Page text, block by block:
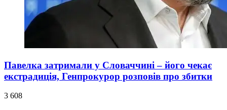
Павелка затримали у Словаччині – його чекає
екстрадиція, Генпрокурор розповів про збитки
3 608